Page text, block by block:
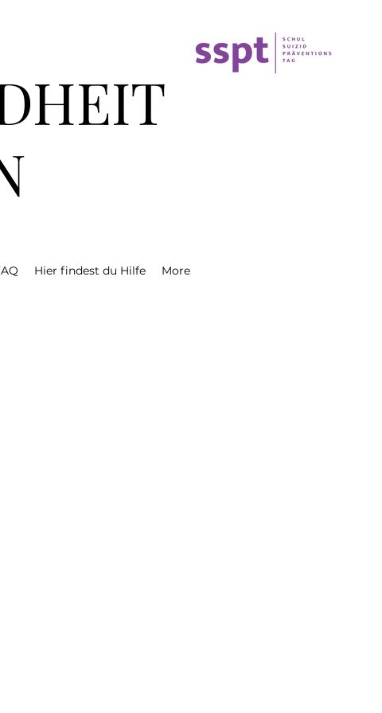
Hier findest du Hilfe More